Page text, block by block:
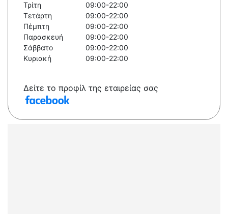
Τρίτη
09:00-22:00
Τετάρτη
09:00-22:00
Πέμπτη
09:00-22:00
Παρασκευή
09:00-22:00
Σάββατο
09:00-22:00
Κυριακή
09:00-22:00
Δείτε το προφίλ της εταιρείας σας